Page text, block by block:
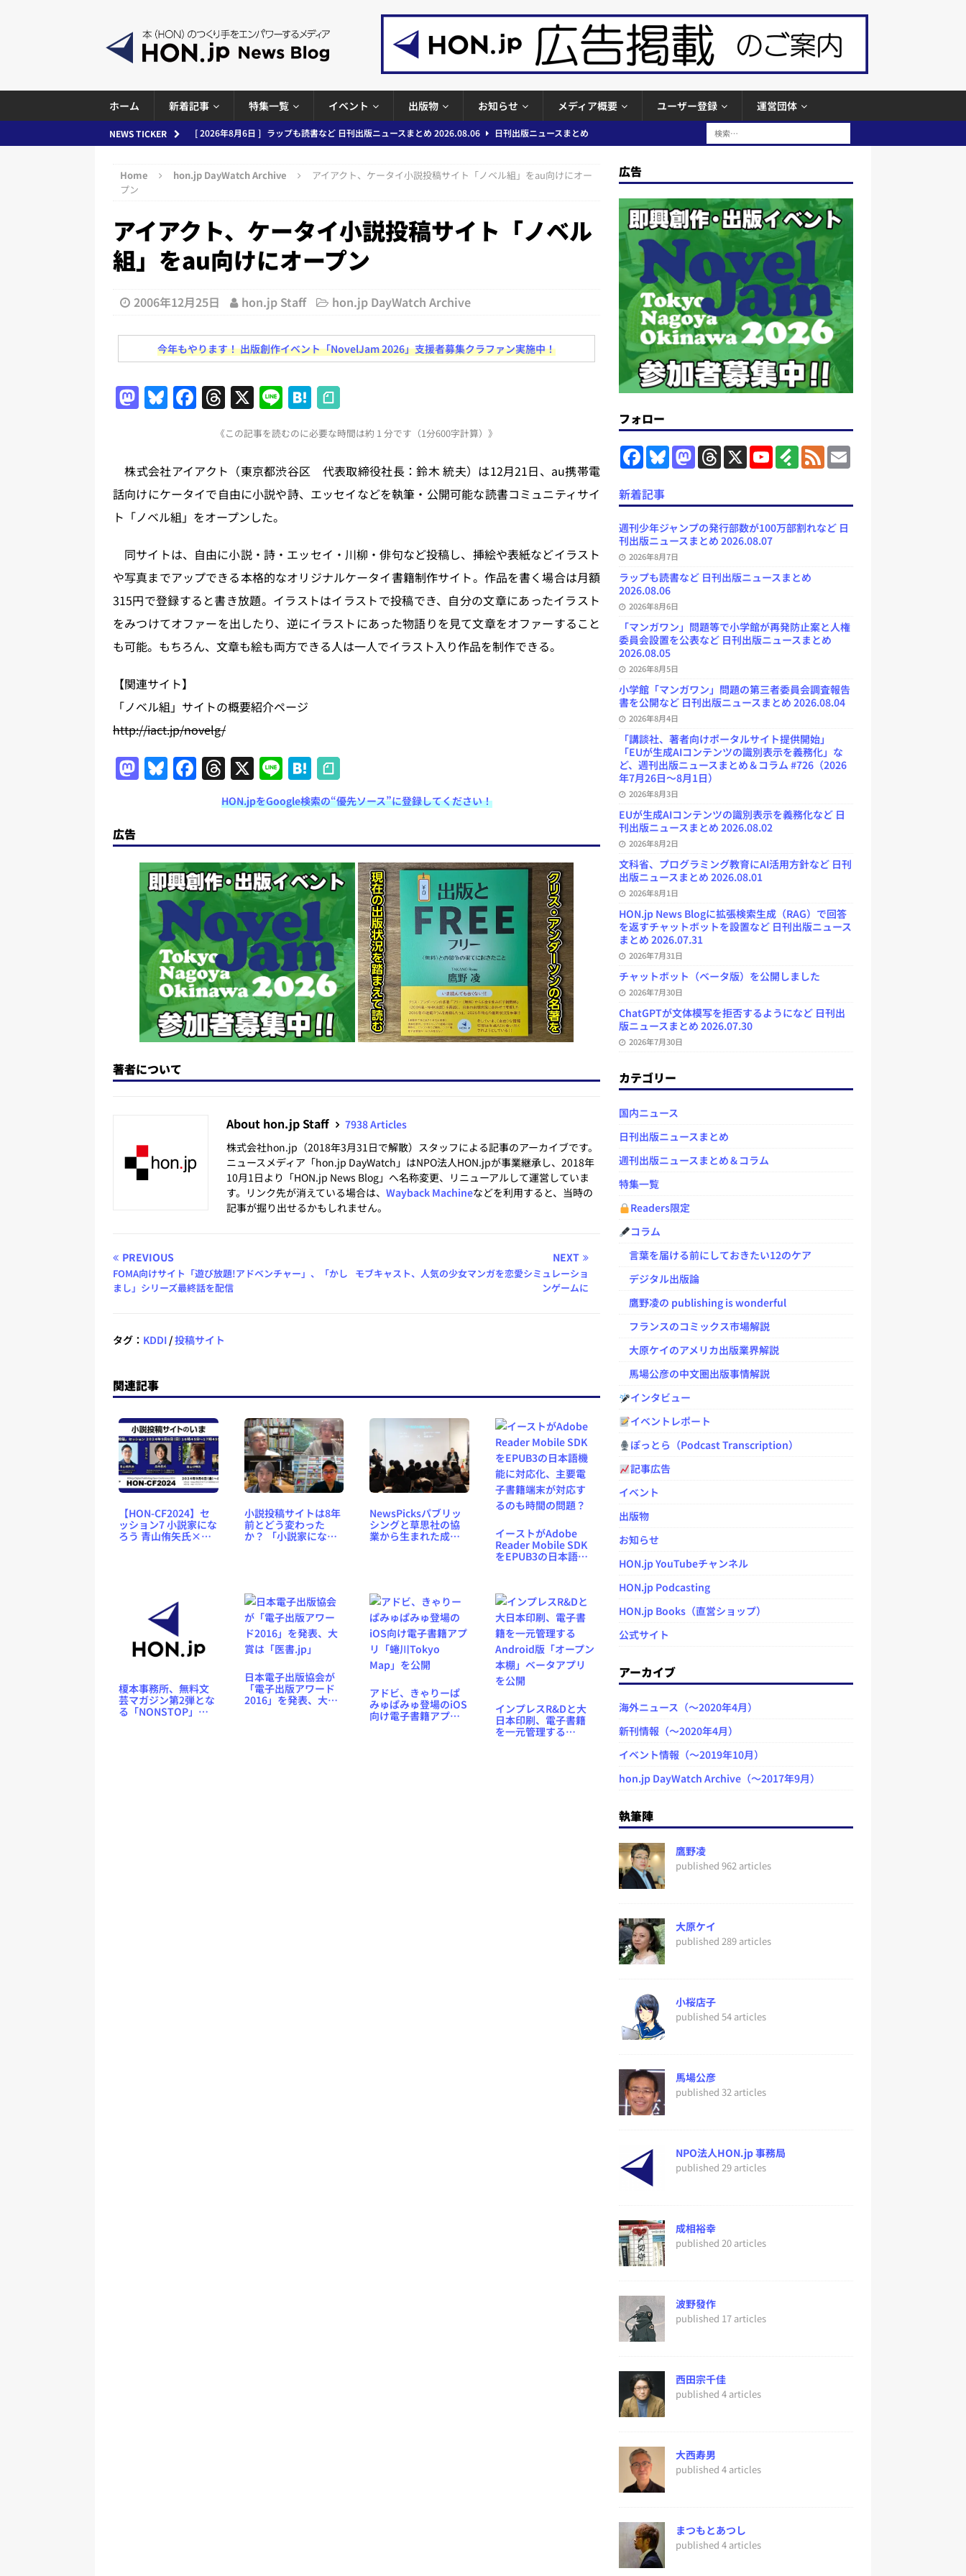
ホーム 新着記事 特集一覧 イベント 出版物 お知らせ メディア概要 ユーザー登録 運営団体
NEWS TICKER [ 2026年8月6日 ] ラップも読書など 日刊出版ニュースまとめ 2026.08.06 日刊出版ニュースまとめ
[ 2026年8月5日 ] 「マンガワン」問題等で小学館が再発防止案と人権委員会設置を公表など 日刊出版ニュ
[ 2026年8月4日 ]
小学館「マンガワン」問題の第三者委員会調査報告書を公開など 日刊出版ニュースまと
[ 2026年8月3日 ] 「講談社、著者向けポータルサイト提供開始」「EUが生成AIコンテンツの識別表示を義
務化」など、週刊出版ニュースまとめ＆コラム #726（2026年7月26日～8月1日）
[ 2026年8月2日 ] EUが生成AIコンテンツの識別表示を義務化など 日刊出版ニュースまとめ 2026.08.02
[ 2026年8月1日 ] 文科省、プログラミング教育にAI活用方針など 日刊出版ニュースまとめ 2026.08.01
[ 2026年7月31日 ] HON.jp News Blogに拡張検索生成（RAG）で回答を返すチャットボットを設置など
日刊出版ニュースまとめ 2026.07.31
日刊出版ニュースまとめ
[ 2026年7月30日 ] ChatGPTが文体模写を拒否するようになど 日刊出版ニュースまとめ 2026.07.30
日
刊出版ニュースまとめ
[ 2026年8月7日 ] 週刊少年ジャンプの発行部数が100万部割れなど 日刊出版ニュースまとめ 2026.08.07
日刊出版ニュースまとめ
Home hon.jp DayWatch Archive
アイアクト、ケータイ小説投稿サイト「ノベル組」をau向けにオー
プン
アイアクト、ケータイ小説投稿サイト「ノベル
組」をau向けにオープン
2006年12月25日 hon.jp Staff hon.jp DayWatch Archive
今年もやります！ 出版創作イベント「NovelJam 2026」支援者募集クラファン実施中！
M
o
d
o
Bl
s
k
y
F
e
b
o
k
T
re
a
d
s
X Li
n
e
H
at
e
n
a
《この記事を読むのに必要な時間は約 1 分です（1分600字計算）》
株式会社アイアクト（東京都渋谷区 代表取締役社長：鈴木 統夫）は12月21日、au携帯電
話向けにケータイで自由に小説や詩、エッセイなどを執筆・公開可能な読書コミュニティサイ
ト「ノベル組」をオープンした。
同サイトは、自由に小説・詩・エッセイ・川柳・俳句など投稿し、挿絵や表紙などイラスト
や写真までアップできる本格的なオリジナルケータイ書籍制作サイト。作品を書く場合は月額
315円で登録すると書き放題。イラストはイラストで投稿でき、自分の文章にあったイラスト
をみつけてオファーを出したり、逆にイラストにあった物語りを見て文章をオファーすること
も可能。もちろん、文章も絵も両方できる人は一人でイラスト入り作品を制作できる。
【関連サイト】
「ノベル組」サイトの概要紹介ページ
http://iact.jp/novelg/
M
a
o
d
o
n
Bl
u
s
k
y
F
a
e
b
o
o
k
T
h
re
a
d
s
X Li
n
e
H
at
e
n
a
HON.jpをGoogle検索の“優先ソース”に登録してください！
広告
著者について
About hon.jp Staff
7938 Articles
株式会社hon.jp（2018年3月31日で解散）スタッフによる記事のアーカイブです。
ニュースメディア「hon.jp DayWatch」はNPO法人HON.jpが事業継承し、2018年
10月1日より「HON.jp News Blog」へ名称変更、リニューアルして運営していま
す。リンク先が消えている場合は、 Wayback Machineなどを利用すると、当時の
記事が掘り出せるかもしれません。
PREVIOUS
FOMA向けサイト「遊び放題!アドベンチャー」、「かし
まし」シリーズ最終話を配信
NEXT
モブキャスト、人気の少女マンガを恋愛シミュレーショ
ンゲームに
タグ： KDDI /投稿サイト
関連記事
【HON-CF2024】セ
ッション7 小説家にな
ろう 青山侑矢氏×カ
8日（日）16時45分か
小説投稿サイトは8年
前とどう変わった
か？ 「小説家になろ
NewsPicksパブリッ
シングと草思社の協
業から生まれた成果
イーストがAdobe
Reader Mobile SDK
をEPUB3の日本語機
るのも時間の問題？
榎本事務所、無料文
芸マガジン第2弾とな
る「NONSTOP」を
日本電子出版協会が
「電子出版アワード
2016」を発表、大賞
アドビ、きゃりーぱ
みゅぱみゅ登場のiOS
向け電子書籍アプリ
インプレスR&Dと大
日本印刷、電子書籍
を一元管理する
広告
フォロー
F
a
e
b
o
o
k
B
l
k
M
a
d
o
n
T
h
d
s
X
Y
o
b
e
C
n
F
e
y
F
e
E
m
新着記事
週刊少年ジャンプの発行部数が100万部割れなど 日
刊出版ニュースまとめ 2026.08.07
2026年8月7日
ラップも読書など 日刊出版ニュースまとめ
2026.08.06
2026年8月6日
「マンガワン」問題等で小学館が再発防止案と人権
委員会設置を公表など 日刊出版ニュースまとめ
2026.08.05
2026年8月5日
小学館「マンガワン」問題の第三者委員会調査報告
書を公開など 日刊出版ニュースまとめ 2026.08.04
2026年8月4日
「講談社、著者向けポータルサイト提供開始」
「EUが生成AIコンテンツの識別表示を義務化」な
ど、週刊出版ニュースまとめ＆コラム #726（2026
年7月26日～8月1日）
2026年8月3日
EUが生成AIコンテンツの識別表示を義務化など 日
刊出版ニュースまとめ 2026.08.02
2026年8月2日
文科省、プログラミング教育にAI活用方針など 日刊
出版ニュースまとめ 2026.08.01
2026年8月1日
HON.jp News Blogに拡張検索生成（RAG）で回答
を返すチャットボットを設置など 日刊出版ニュース
まとめ 2026.07.31
2026年7月31日
チャットボット（ベータ版）を公開しました
2026年7月30日
ChatGPTが文体模写を拒否するようになど 日刊出
版ニュースまとめ 2026.07.30
2026年7月30日
カテゴリー
国内ニュース
日刊出版ニュースまとめ
週刊出版ニュースまとめ＆コラム
特集一覧
Readers限定
コラム
言葉を届ける前にしておきたい12のケア
デジタル出版論
鷹野凌の publishing is wonderful
フランスのコミックス市場解説
大原ケイのアメリカ出版業界解説
馬場公彦の中文圏出版事情解説
インタビュー
イベントレポート
ぽっとら（Podcast Transcription）
記事広告
イベント
出版物
お知らせ
HON.jp YouTubeチャンネル
HON.jp Podcasting
HON.jp Books（直営ショップ）
公式サイト
アーカイブ
海外ニュース（～2020年4月）
新刊情報（～2020年4月）
イベント情報（～2019年10月）
hon.jp DayWatch Archive（～2017年9月）
執筆陣
鷹野凌
published 962 articles
大原ケイ
published 289 articles
小桜店子
published 54 articles
馬場公彦
published 32 articles
NPO法人HON.jp 事務局
published 29 articles
成相裕幸
published 20 articles
波野發作
published 17 articles
西田宗千佳
published 4 articles
大西寿男
published 4 articles
まつもとあつし
published 4 articles